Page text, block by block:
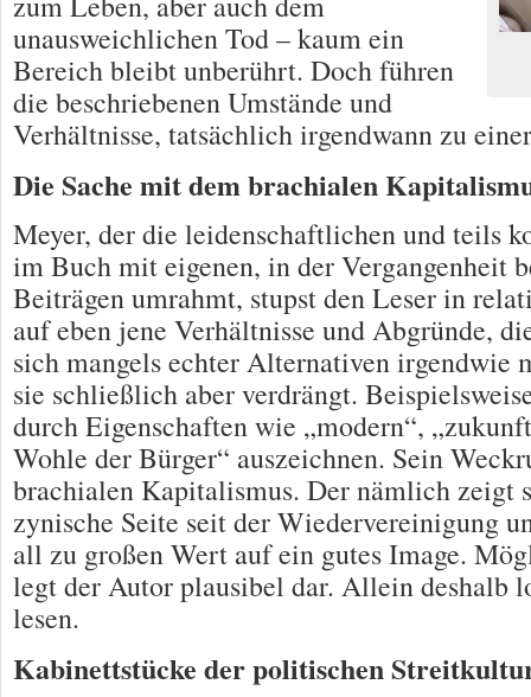
unausweichlichen Tod – kaum ein
Bereich bleibt unberührt. Doch führen
die beschriebenen Umstände und
Verhältnisse, tatsächlich irgendwann zu
Die Sache mit dem brachialen
Meyer, der die leidenschaftlichen und teils
im Buch mit eigenen, in der Vergangenheit
Beiträgen umrahmt, stupst den Leser in
auf eben jene Verhältnisse und Abgründe,
sich mangels echter Alternativen irgendwie
sie schließlich aber verdrängt.
durch Eigenschaften wie „modern“,
Wohle der Bürger“ auszeichnen. Sein
brachialen Kapitalismus. Der nämlich zeigt
zynische Seite seit der Wiedervereinigung
all zu großen Wert auf ein gutes Image.
legt der Autor plausibel dar. Allein deshalb
lesen.
Kabinettstücke der politischen